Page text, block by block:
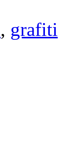
, grafiti